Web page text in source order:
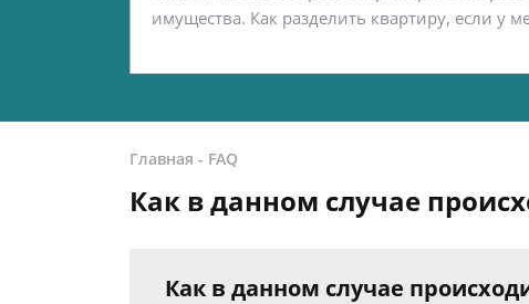
Главная - FAQ
Как в данном случае
Как в данном случае